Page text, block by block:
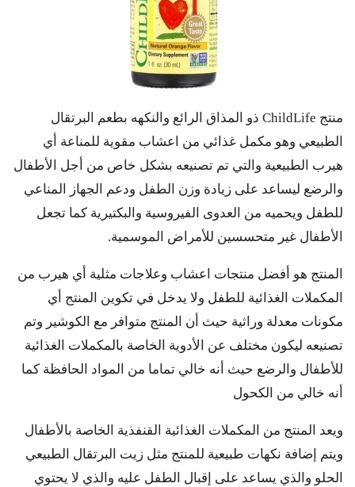
منتج ChildLife ذو المذاق الرائع والنكهه بطعم البرتقال
الطبيعي وهو مكمل غذائي من اعشاب مقوية للمناعة أي
هيرب الطبيعية والتي تم تصنيعه بشكل خاص من أجل الأطفال
والرضع ليساعد على زيادة وزن الطفل ودعم الجهاز المناعي
للطفل ويحميه من العدوى الفيروسية والبكتيرية كما تجعل
الأطفال غير متحسسين للأمراض الموسمية.
المنتج هو أفضل منتجات اعشاب وعلاجات مثلية أي هيرب من
المكملات الغذائية للطفل ولا يدخل في تكوين المنتج أي
مكونات معدلة وراثية حيث أن المنتج متوافر مع الكوشير وتم
تصنيعه ليكون مختلف عن الأدوية الخاصة بالمكملات الغذائية
للأطفال والرضع حيث أنه خالي تماما من المواد الحافظة كما
أنه خالي من الكحول
ويعد المنتج من المكملات الغذائية القنفذية الخاصة بالأطفال
ويتم إضافة نكهات طبيعية للمنتج مثل زيت البرتقال الطبيعي
الحلو والذي يساعد على إقبال الطفل عليه والذي لا يحتوي